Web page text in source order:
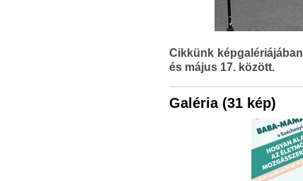
Cikkünk
és május 17. között.
Galéria (31 kép)